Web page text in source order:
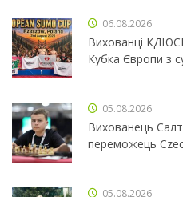
06.08.2026
Вихованці
Кубка Європи з
05.08.2026
Вихованець
переможець
05.08.2026